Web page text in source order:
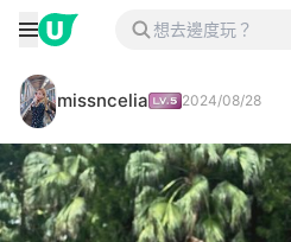
missncelia 2024/08/28